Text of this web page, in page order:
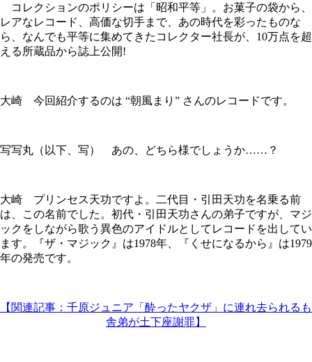
コレクションのポリシーは「昭和平等」。お菓子の袋から、
レアなレコード、高価な切手まで、あの時代を彩ったものな
ら、なんでも平等に集めてきたコレクター社長が、10万点を超
える所蔵品から誌上公開!
大崎 今回紹介するのは “朝風まり” さんのレコードです。
写写丸（以下、写） あの、どちら様でしょうか……？
大崎 プリンセス天功ですよ。二代目・引田天功を名乗る前
は、この名前でした。初代・引田天功さんの弟子ですが、マジ
ックをしながら歌う異色のアイドルとしてレコードを出してい
ます。『ザ・マジック』は1978年、『くせになるから』は1979
年の発売です。
【関連記事：千原ジュニア「酔ったヤクザ」に連れ去られるも
舎弟が土下座謝罪】